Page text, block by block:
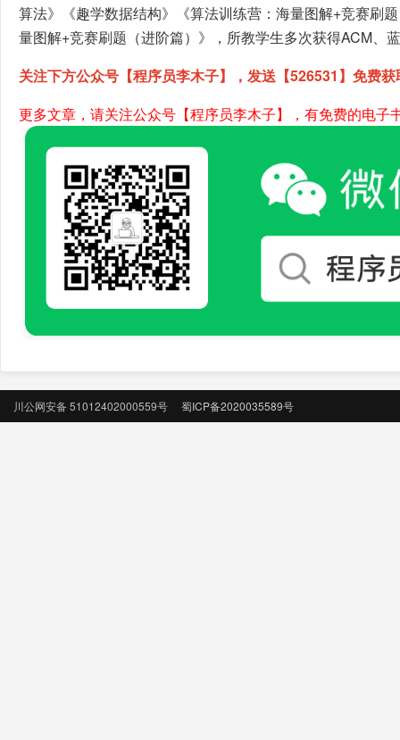
算法》《趣学数据结构》《算法训练营：海量图解+竞赛刷
量图解+竞赛刷题（进阶篇）》，所教学生多次获得ACM、
关注下方公众号【程序员李木子】，发送【526531】免费获
更多文章，请关注公众号【程序员李木子】，有免费的电子
川公网安备 51012402000559号 蜀ICP备2020035589号